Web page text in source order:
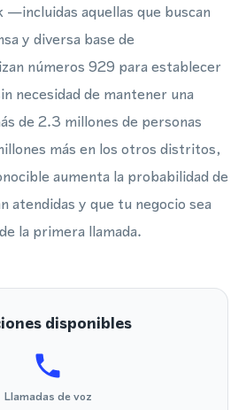
aquellas que buscan
y diversa base de
números 929 para establecer
necesidad de mantener una
de 2.3 millones de personas
más en los otros distritos,
aumenta la probabilidad de
atendidas y que tu negocio sea
la primera llamada.
disponibles
Llamadas de voz